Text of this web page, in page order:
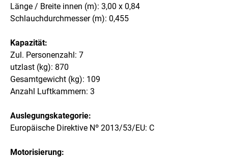
Länge / Breite innen (m): 3,00 x 0,84
Schlauchdurchmesser (m): 0,455
Kapazität:
Zul. Personenzahl: 7
utzlast (kg): 870
Gesamtgewicht (kg): 109
Anzahl Luftkammern: 3
Auslegungskategorie:
Europäische Direktive Nº 2013/53/EU: C
Motorisierung: